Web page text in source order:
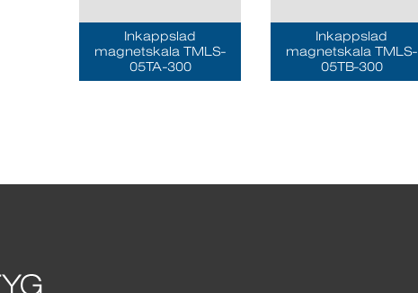
Inkappslad
magnetskala TMLS-
05TA-300
Inkappslad
magnetskala TMLS-
05TB-300